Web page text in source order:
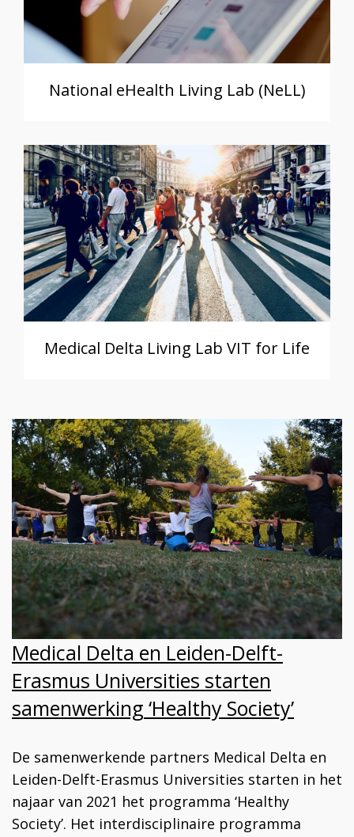
National eHealth Living Lab (NeLL)
Medical Delta Living Lab VIT for Life
Medical Delta en Leiden-Delft-
Erasmus Universities starten
samenwerking ‘Healthy Society’
De samenwerkende partners Medical Delta en
Leiden-Delft-Erasmus Universities starten in het
najaar van 2021 het programma ‘Healthy
Society’. Het interdisciplinaire programma